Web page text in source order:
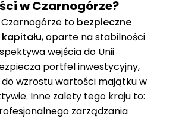
w Czarnogórze?
to bezpieczne
, oparte na stabilności
wejścia do Unii
portfel inwestycyjny,
wzrostu wartości majątku w
Inne zalety tego kraju to:
zarządzania